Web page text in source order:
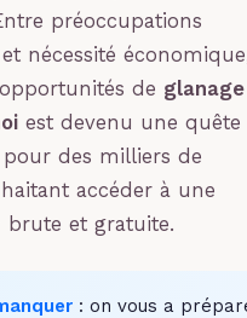
préoccupations
nécessité
de glanage
est devenu une quête
des milliers de
accéder à une
brute et gratuite.
: on vous a